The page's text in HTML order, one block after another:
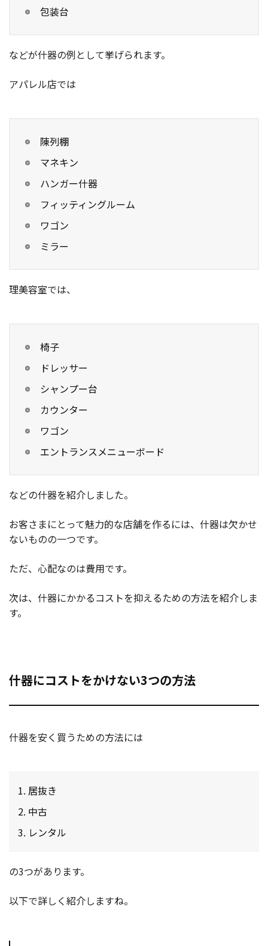
包装台
などが什器の例として挙げられます。
アパレル店では
陳列棚
マネキン
ハンガー什器
フィッティングルーム
ワゴン
ミラー
理美容室では、
椅子
ドレッサー
シャンプー台
カウンター
ワゴン
エントランスメニューボード
などの什器を紹介しました。
お客さまにとって魅力的な店舗を作るには、什器は欠かせ
ないものの一つです。
ただ、心配なのは費用です。
次は、什器にかかるコストを抑えるための方法を紹介しま
す。
什器にコストをかけない3つの方法
什器を安く買うための方法には
居抜き
中古
レンタル
の3つがあります。
以下で詳しく紹介しますね。